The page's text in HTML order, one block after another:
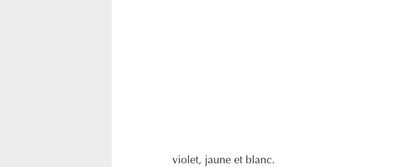
violet, jaune et blanc.